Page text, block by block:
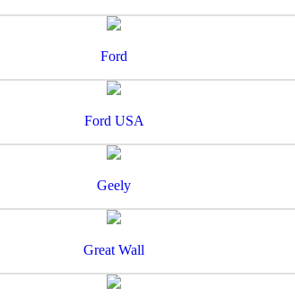
Ford
Ford USA
Geely
Great Wall